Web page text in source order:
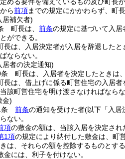
から前項までの規定にかかわらず、町
居補欠者)
町長は、 前条の規定に基づいて入
ができる。
長は、入居決定者が入居を辞退したと
ならない。
居者の決定通知)
町長は、入居者を決定したときは
長は、借上げに係る町営住宅の入居
該町営住宅を明け渡さなければなら
金)
前条の通知を受けた者(以下「入居
ない。
項の敷金の額は、当該入居を決定され
1項の規定により納付した敷金は、町
は、それらの額を控除するものとする
金には、利子を付けない。